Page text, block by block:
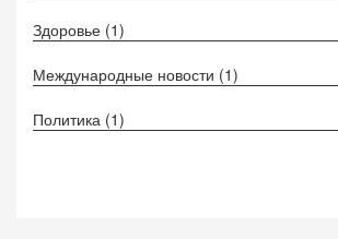
Здоровье (1)
Международные новости (1)
Политика (1)